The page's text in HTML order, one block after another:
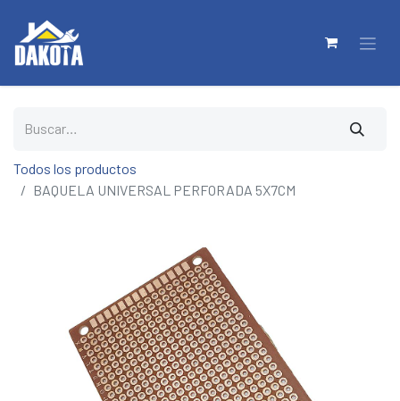
Todos los productos
BAQUELA UNIVERSAL PERFORADA 5X7CM